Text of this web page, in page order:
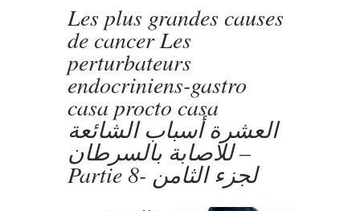
Les plus grandes causes
de cancer Les
perturbateurs
endocriniens-gastro
casa procto casa
العشرة أسباب الشائعة
للاصابة بالسرطان –
Partie 8- لجزء الثامن